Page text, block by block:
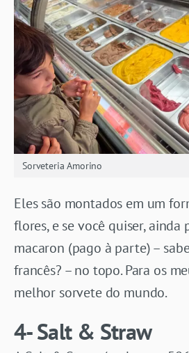
Sorveteria Amorino
Eles são montados em um
flores, e se você quiser, ainda
macaron (pago à parte) –
francês? – no topo. Para os
melhor sorvete do mundo.
4- Salt & Straw